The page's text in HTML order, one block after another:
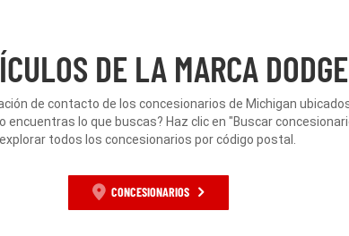
DE LA MARCA
de contacto de los concesionarios de Michigan
encuentras lo que buscas? Haz clic en "Buscar
explorar todos los concesionarios por código postal.
CONCESIONARIOS